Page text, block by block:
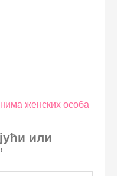
женских особа
или